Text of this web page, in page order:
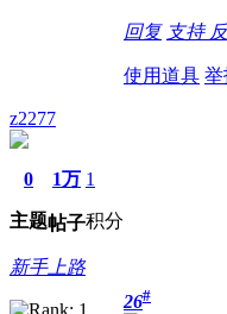
回复 支持
使用道具 举
z2277
0
主题
1万
帖子
1
积分
新手上路
26#